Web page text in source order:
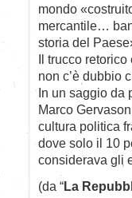
mondo
mercantile…
storia del
Il trucco
non c’è dubbio
In un saggio da
Marco
cultura politica
dove solo il 10
considerava gli
(da “La